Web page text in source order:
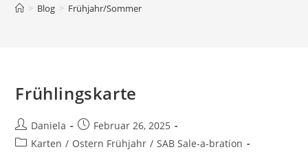
> Blog > Frühjahr/Sommer
Frühlingskarte
Daniela
Februar 26, 2025
Karten / Ostern Frühjahr / SAB Sale-a-bration